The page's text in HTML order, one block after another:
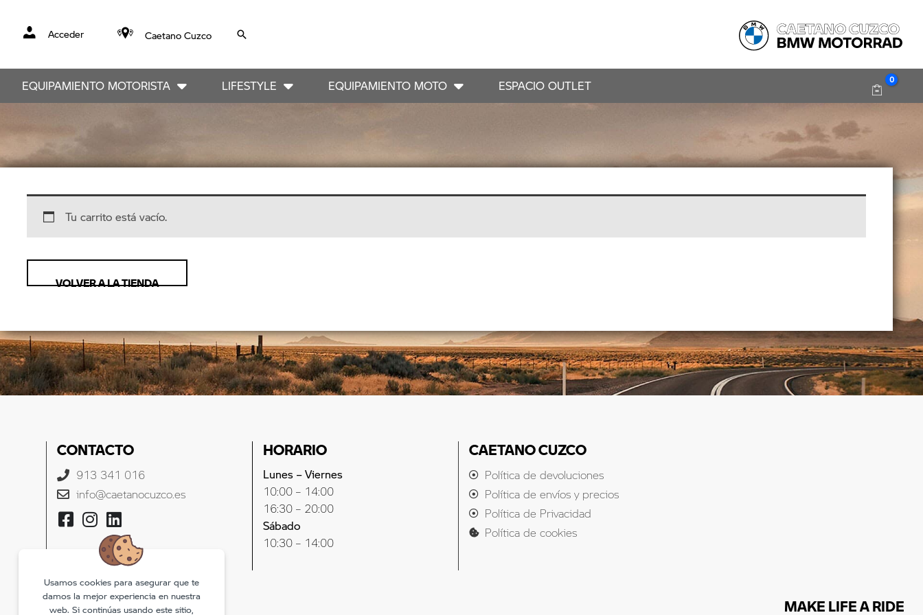
Acceder Caetano Cuzco
EQUIPAMIENTO MOTORISTA LIFESTYLE EQUIPAMIENTO MOTO ESPACIO OUTLET
Tu carrito está vacío.
VOLVER A LA TIENDA
CONTACTO
913 341 016
info@caetanocuzco.es
HORARIO
Lunes – Viernes
10:00 – 14:00
16:30 – 20:00
Sábado
10:30 – 14:00
CAETANO CUZCO
Política de devoluciones
Política de envíos y precios
Política de Privacidad
Política de cookies
MAKE LIFE A RIDE
Usamos cookies para asegurar que te
damos la mejor experiencia en nuestra
web. Si continúas usando este sitio,